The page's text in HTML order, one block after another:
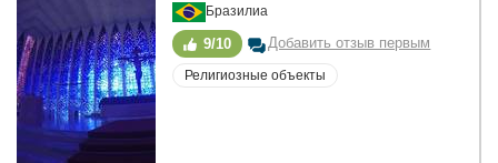
Бразилиа
9/10 Добавить отзыв первым
Религиозные объекты